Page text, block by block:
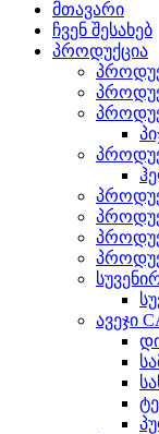
მთავარი
ჩვენ შესახებ
პროდუქცია
ავეჯი